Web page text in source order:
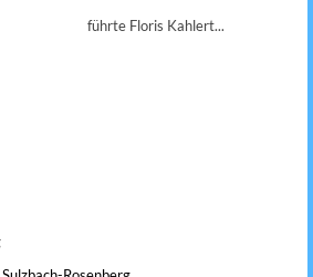
führte Floris Kahlert...